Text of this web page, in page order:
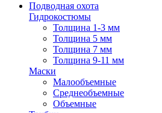
Подводная охота
Гидрокостюмы
Толщина 1-3 мм
Толщина 5 мм
Толщина 7 мм
Толщина 9-11 мм
Маски
Малообъемные
Среднеобъемные
Объемные